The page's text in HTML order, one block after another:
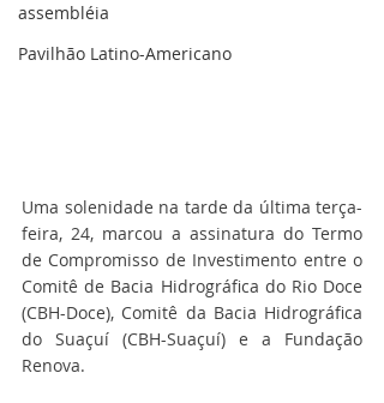
assembléia
Pavilhão Latino-Americano
Uma solenidade na tarde da última terça-
feira, 24, marcou a assinatura do Termo
de Compromisso de Investimento entre o
Comitê de Bacia Hidrográfica do Rio Doce
(CBH-Doce), Comitê da Bacia Hidrográfica
do Suaçuí (CBH-Suaçuí) e a Fundação
Renova.